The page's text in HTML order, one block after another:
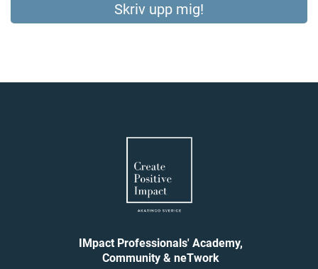
Skriv upp mig!
IMpact Professionals' Academy,
Community & neTwork